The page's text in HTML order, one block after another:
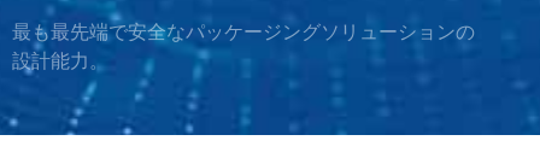
最も最先端で安全なパッケージングソリューションの
設計能力。